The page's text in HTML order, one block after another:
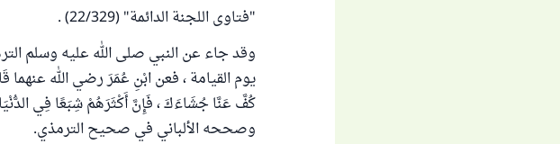
"فتاوى اللجنة الدائمة" (22/329) .
وقد جاء عن النبي صلى الله عليه وسلم
يوم القيامة ، فعن ابْنِ عُمَرَ رضي الله
وصححه الألباني في صحيح الترمذي.